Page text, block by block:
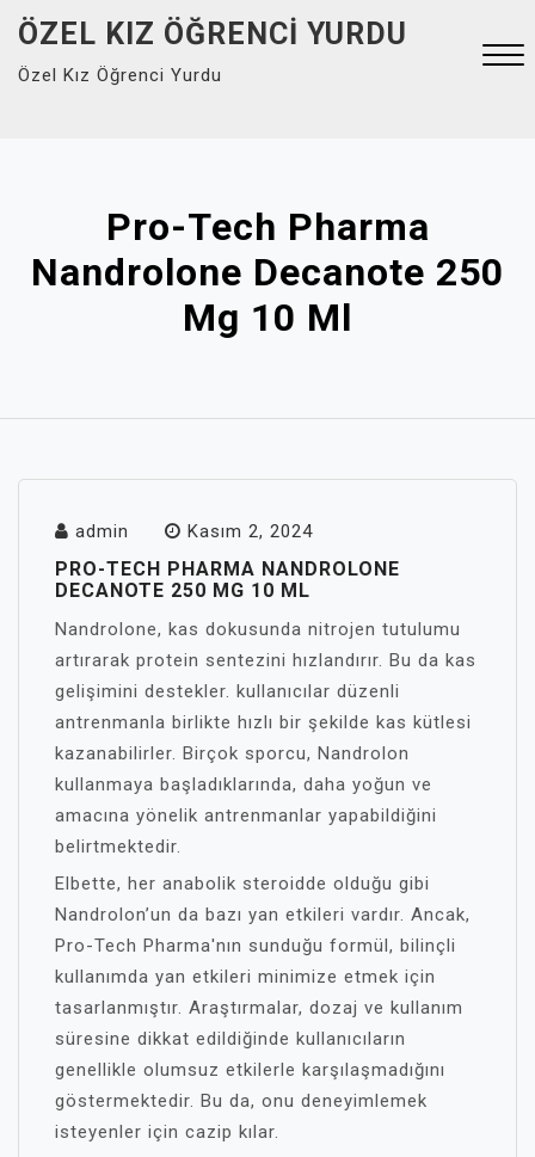
Skip
content
ÖZEL KIZ ÖĞRENCI YURDU
Özel Kız Öğrenci Yurdu
Pro-Tech Pharma
Nandrolone Decanote 250
Mg 10 Ml
admin Kasım 2, 2024
PRO-TECH PHARMA NANDROLONE
DECANOTE 250 MG 10 ML
Nandrolone, kas dokusunda nitrojen tutulumu
artırarak protein sentezini hızlandırır. Bu da kas
gelişimini destekler. kullanıcılar düzenli
antrenmanla birlikte hızlı bir şekilde kas kütlesi
kazanabilirler. Birçok sporcu, Nandrolon
kullanmaya başladıklarında, daha yoğun ve
amacına yönelik antrenmanlar yapabildiğini
belirtmektedir.
Elbette, her anabolik steroidde olduğu gibi
Nandrolon’un da bazı yan etkileri vardır. Ancak,
Pro-Tech Pharma'nın sunduğu formül, bilinçli
kullanımda yan etkileri minimize etmek için
tasarlanmıştır. Araştırmalar, dozaj ve kullanım
süresine dikkat edildiğinde kullanıcıların
genellikle olumsuz etkilerle karşılaşmadığını
göstermektedir. Bu da, onu deneyimlemek
isteyenler için cazip kılar.